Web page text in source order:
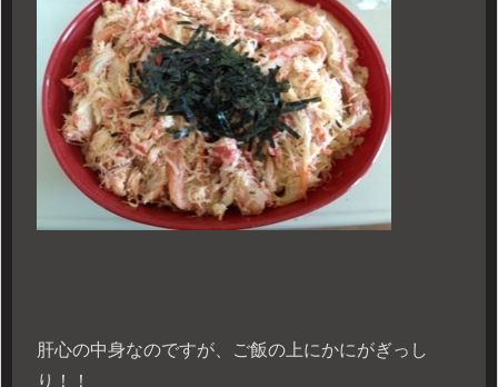
肝心の中身なのですが、ご飯の上にかにがぎっし
り！！